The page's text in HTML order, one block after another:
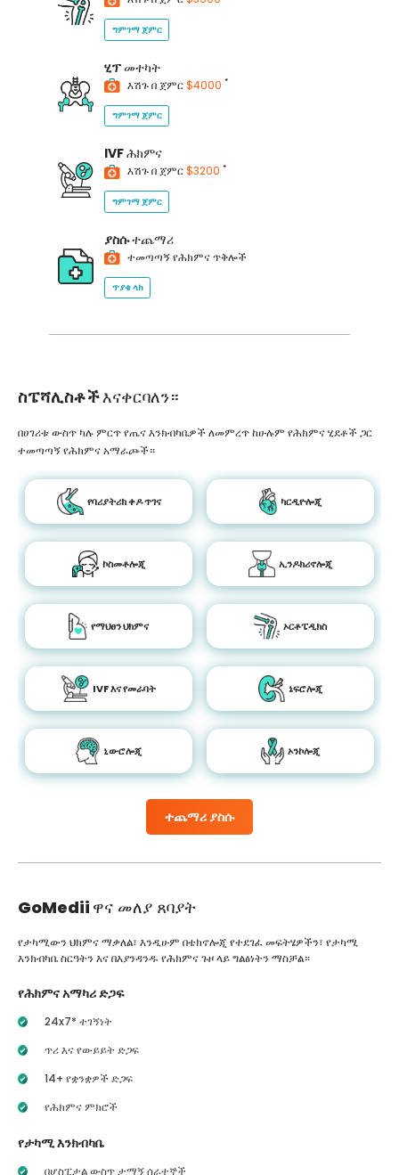
ግምገማ ጀምር
ሂፕመተካት
እሽጉ በ ጀምር$4000 *
ግምገማ ጀምር
IVFሕክምና
እሽጉ በ ጀምር$3200 *
ግምገማ ጀምር
ያስሱተጨማሪ
ተመጣጣኝ የሕክምና ጥቅሎች
ጥያቄ ላክ
ስፔሻሊስቶችእናቀርባለን።
ተጨማሪ ያስሱ
በሀገሪቱ ውስጥ ካሉ ምርጥ የጤና እንክብካቤዎች ለመምረጥ ከሁሉም የሕክምና ሂደቶች ጋር
ተመጣጣኝ የሕክምና አማራጮች።
የባሪያትሪክ ቀዶ ጥገና ካርዲዮሎጂ
ኮስመቶሎጂ ኢንዶክሪኖሎጂ
የማህፀን ህክምና ኦርቶፔዲክስ
IVF እና የመራባት ኔፍሮሎጂ
ኒውሮሎጂ ኦንኮሎጂ
GoMedii ዋና መለያ ጸባያት
የታካሚውን ህክምና ማቃለል፣ እንዲሁም በቴክኖሎጂ የተደገፈ መፍትሄዎችን፣ የታካሚ
እንክብካቤ ስርዓትን እና በእያንዳንዱ የሕክምና ጉዞ ላይ ግልፅነትን ማስቻል።
የሕክምና አማካሪ ድጋፍ
24x7* ተገኝነት
ጥሪ እና የውይይት ድጋፍ
14+ የቋንቋዎች ድጋፍ
የሕክምና ምክሮች
የታካሚ እንክብካቤ
በሆስፒታል ውስጥ ታማኝ ሰራተኞች